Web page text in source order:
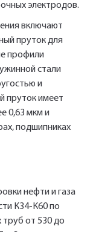
электродов.
включают
пруток для
профили
стали
и
пруток имеет
0,63 мкм и
подшипниках
нефти и газа
К34-К60 по
труб от 530 до